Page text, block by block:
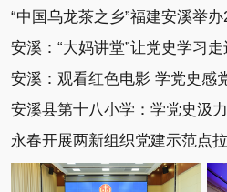
“中国乌龙茶之乡”福建安溪举
安溪：“大妈讲堂”让党史学习
安溪：观看红色电影 学党史感
永春开展两新组织党建示范点